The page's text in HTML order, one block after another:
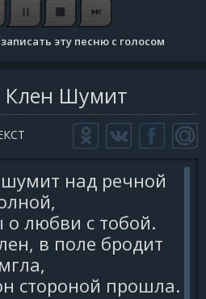
эту песню с голосом
Клен Шумит
над речной
любви с тобой.
в поле бродит
мгла,
стороной прошла.